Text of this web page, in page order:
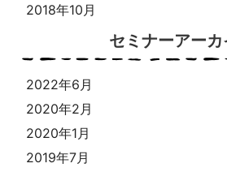
2018年10月
セミナーアー
2022年6月
2020年2月
2020年1月
2019年7月